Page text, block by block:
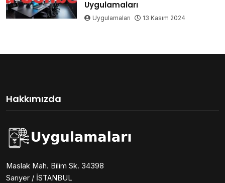
Uygulamaları
Uygulamaları 13 Kasım 2024
Hakkımızda
Maslak Mah. Bilim Sk. 34398
Sarıyer / İSTANBUL